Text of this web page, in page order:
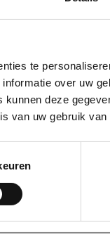
te
over uw
deze
van uw gebruik
Showroom
12:00
12:00